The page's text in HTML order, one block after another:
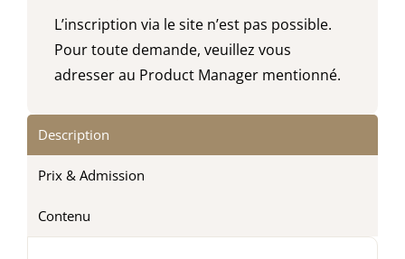
Description
Prix & Admission
Contenu
L’inscription via le site n’est pas possible.
Pour toute demande, veuillez vous
adresser au Product Manager mentionné.